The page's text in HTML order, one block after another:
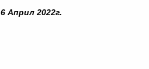
6 Април 2022г.